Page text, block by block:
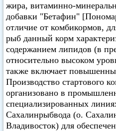
жира, витаминно-
добавки "Бетафин"
отличие от комбикормов,
рыб данный корм
содержанием липидов (в
относительно высоком
также включает
Производство стартового
организовано в
специализированных
Сахалинрыбвода (о.
Владивосток) для